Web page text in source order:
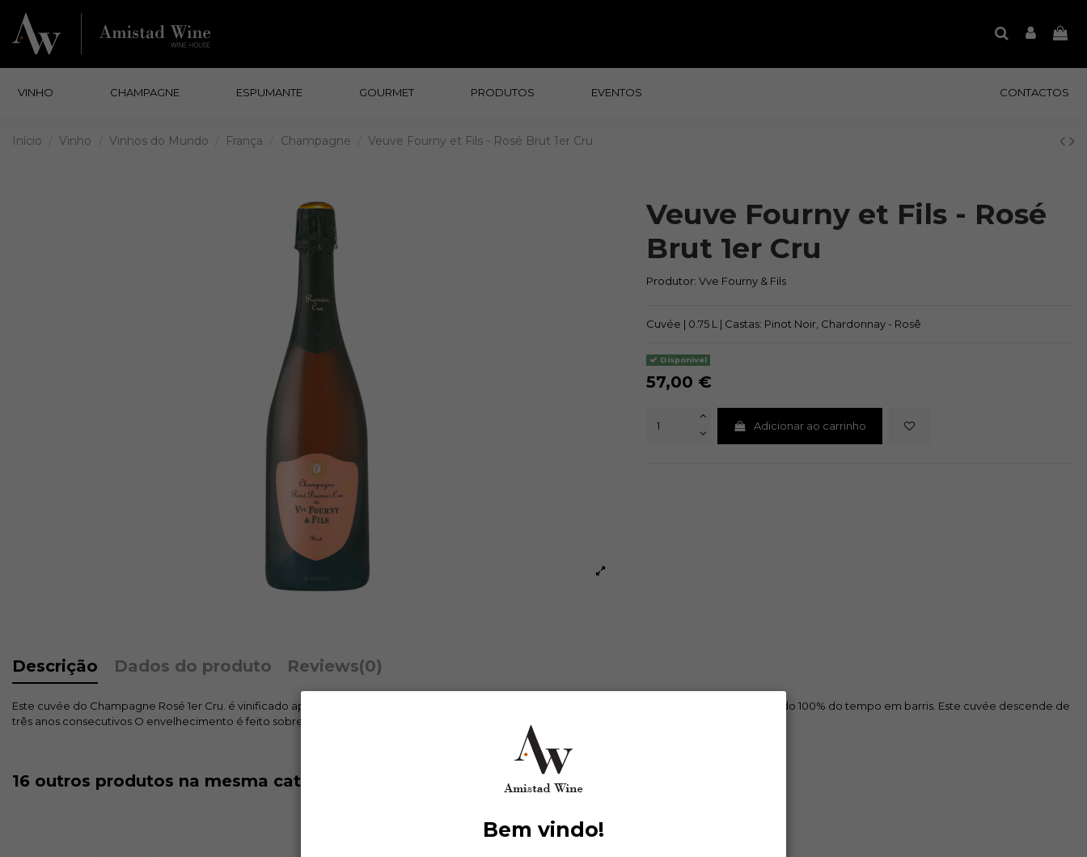
VINHO CHAMPAGNE ESPUMANTE GOURMET PRODUTOS EVENTOS CONTACTOS
Início Vinho Vinhos do Mundo França Champagne Veuve Fourny et Fils - Rosé Brut 1er Cru
Veuve Fourny et Fils - Rosé
Brut 1er Cru
Produtor: Vve Fourny & Fils
Cuvée | 0.75 L | Castas: Pinot Noir, Chardonnay - Rosê
Disponivel
57,00 €
Adicionar ao carrinho
Descrição Dados do produto Reviews(0)
Este cuvée do Champagne Rosé 1er Cru. é vinificado apenas com a primeira prensagem. 7 meses em borras com um uso minimo de enxofre mantido 100% do tempo em barris. Este cuvée descende de
três anos consecutivos O envelhecimento é feito sobre as borras nas caves da casa do século XIX numa tmepratura baixa e constante.
16 outros produtos na mesma categoria:
Bem vindo!